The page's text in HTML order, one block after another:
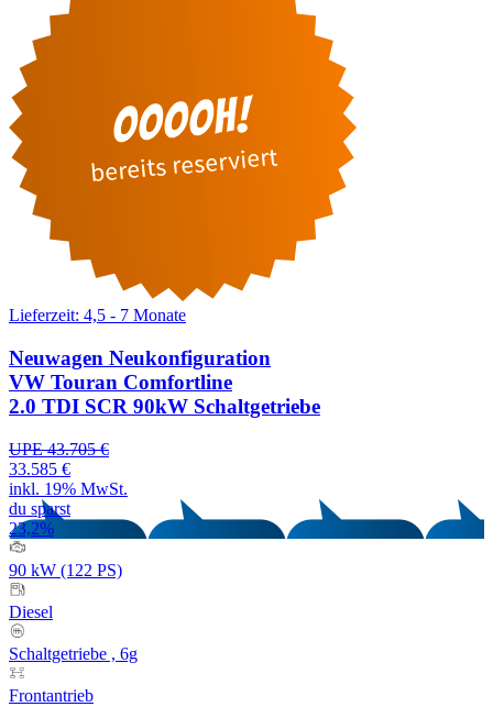
Lieferzeit: 4,5 - 7 Monate
Neuwagen Neukonfiguration
VW Touran Comfortline
2.0 TDI SCR 90kW Schaltgetriebe
UPE 43.705 €
33.585 €
inkl. 19% MwSt.
du sparst
23,2%
90 kW (122 PS)
Diesel
Schaltgetriebe , 6g
Frontantrieb